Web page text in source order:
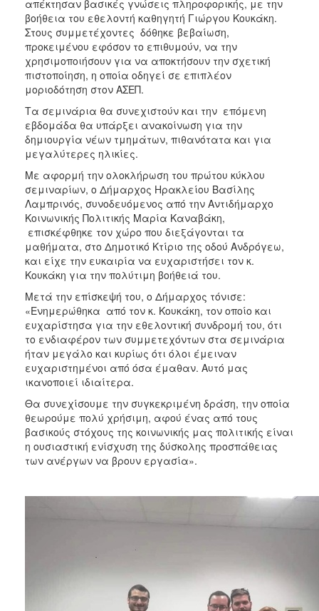
Παντοπωλείο
Ισότητα
των
Φύλων
Υγεία
Αυτόματοι
Απινιδωτές
ΤΟΠΟΣ
ΔΗΜΟΣ
ΠΟΛΙΤΙΣΜΟΣ
απέκτησαν βασικές γνώσεις πληροφορικής, με την
βοήθεια του εθελοντή καθηγητή Γιώργου Κουκάκη.
Στους συμμετέχοντες δόθηκε βεβαίωση,
προκειμένου εφόσον το επιθυμούν, να την
χρησιμοποιήσουν για να αποκτήσουν την σχετική
πιστοποίηση, η οποία οδηγεί σε επιπλέον
μοριοδότηση στον ΑΣΕΠ.
Τα σεμινάρια θα συνεχιστούν και την επόμενη
εβδομάδα θα υπάρξει ανακοίνωση για την
δημιουργία νέων τμημάτων, πιθανότατα και για
μεγαλύτερες ηλικίες.
Με αφορμή την ολοκλήρωση του πρώτου κύκλου
σεμιναρίων, ο Δήμαρχος Ηρακλείου Βασίλης
Λαμπρινός, συνοδευόμενος από την Αντιδήμαρχο
Κοινωνικής Πολιτικής Μαρία Καναβάκη,
επισκέφθηκε τον χώρο που διεξάγονται τα
μαθήματα, στο Δημοτικό Κτίριο της οδού Ανδρόγεω,
και είχε την ευκαιρία να ευχαριστήσει τον κ.
Κουκάκη για την πολύτιμη βοήθειά του.
Μετά την επίσκεψή του, ο Δήμαρχος τόνισε:
«Ενημερώθηκα από τον κ. Κουκάκη, τον οποίο και
ευχαρίστησα για την εθελοντική συνδρομή του, ότι
το ενδιαφέρον των συμμετεχόντων στα σεμινάρια
ήταν μεγάλο και κυρίως ότι όλοι έμειναν
ευχαριστημένοι από όσα έμαθαν. Αυτό μας
ικανοποιεί ιδιαίτερα.
Θα συνεχίσουμε την συγκεκριμένη δράση, την οποία
θεωρούμε πολύ χρήσιμη, αφού ένας από τους
βασικούς στόχους της κοινωνικής μας πολιτικής είναι
η ουσιαστική ενίσχυση της δύσκολης προσπάθειας
των ανέργων να βρουν εργασία».